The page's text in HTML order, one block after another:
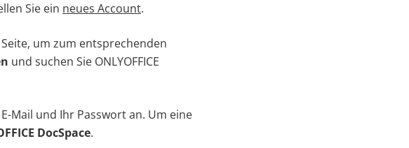
Sie ein neues Account.
um zum entsprechenden
und suchen Sie ONLYOFFICE
Mail und Ihr Passwort an. Um eine
DocSpace.